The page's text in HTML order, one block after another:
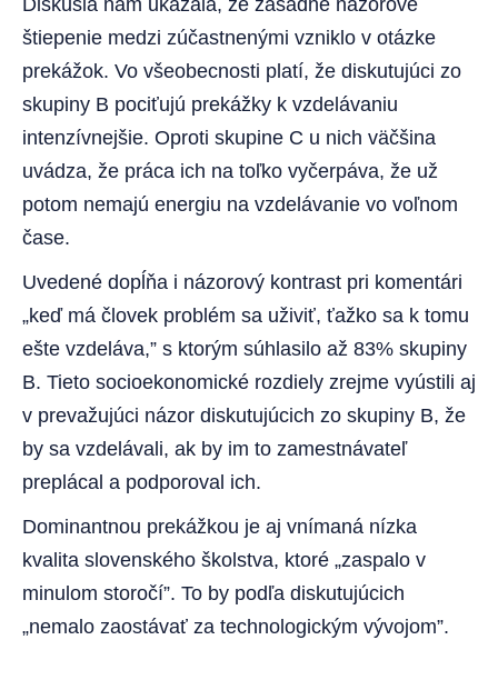
štiepenie medzi zúčastnenými vzniklo v otázke
prekážok. Vo všeobecnosti platí, že diskutujúci zo
skupiny B pociťujú prekážky k vzdelávaniu
intenzívnejšie. Oproti skupine C u nich väčšina
uvádza, že práca ich na toľko vyčerpáva, že už
potom nemajú energiu na vzdelávanie vo voľnom
čase.
Uvedené dopĺňa i názorový kontrast pri komentári
„keď má človek problém sa uživiť, ťažko sa k tomu
ešte vzdeláva,” s ktorým súhlasilo až 83% skupiny
B. Tieto socioekonomické rozdiely zrejme vyústili aj
v prevažujúci názor diskutujúcich zo skupiny B, že
by sa vzdelávali, ak by im to zamestnávateľ
preplácal a podporoval ich.
Dominantnou prekážkou je aj vnímaná nízka
kvalita slovenského školstva, ktoré „zaspalo v
minulom storočí”. To by podľa diskutujúcich
„nemalo zaostávať za technologickým vývojom”.